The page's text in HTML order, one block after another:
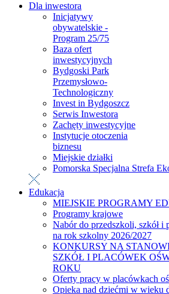
Dla inwestora
Inicjatywy
obywatelskie -
Program 25/75
Baza ofert
inwestycyjnych
Bydgoski Park
Przemysłowo-
Technologiczny
Invest in Bydgoszcz
Serwis Inwestora
Zachęty inwestycyjne
Instytucje otoczenia
biznesu
Miejskie działki
Pomorska Specjalna Strefa
Edukacja
MIEJSKIE PROGRAMY
Programy krajowe
Nabór do przedszkoli, szkół i
na rok szkolny 2026/2027
KONKURSY NA
SZKÓŁ I PLACÓWEK
ROKU
Oferty pracy w placówkach
Opieka nad dziećmi w wieku